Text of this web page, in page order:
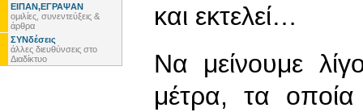
ΕΙΠΑΝ,ΕΓΡΑΨΑΝ
ομιλίες, συνεντεύξεις &
άρθρα
ΣΥΝδέσεις
άλλες διευθύνσεις στο
Διαδίκτυο
και εκτελεί…
Να μείνουμε
μέτρα, τα